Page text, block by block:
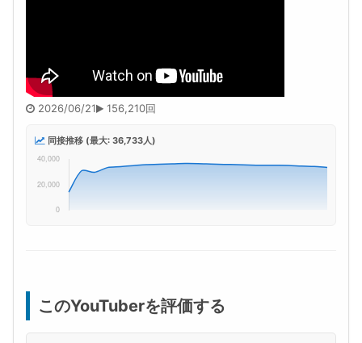
2026/06/21 156,210回
同接推移 (最大: 36,733人)
このYouTuberを評価する